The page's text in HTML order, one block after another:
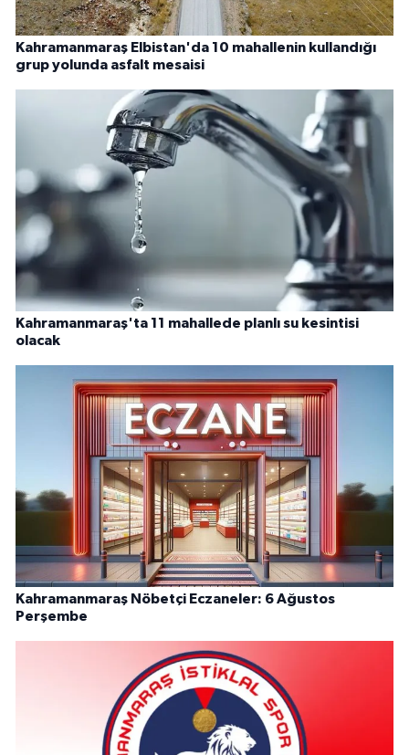
Kahramanmaraş Elbistan'da 10 mahallenin kullandığı
grup yolunda asfalt mesaisi
Kahramanmaraş'ta 11 mahallede planlı su kesintisi
olacak
Kahramanmaraş Nöbetçi Eczaneler: 6 Ağustos
Perşembe